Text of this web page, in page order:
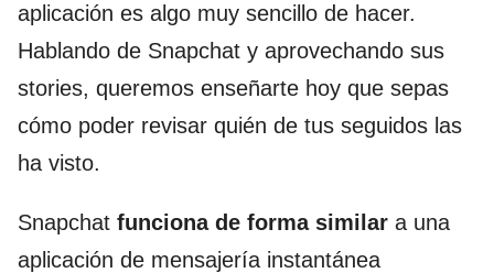
aplicación es algo muy sencillo de hacer.
Hablando de Snapchat y aprovechando sus
stories, queremos enseñarte hoy que sepas
cómo poder revisar quién de tus seguidos las
ha visto.
Snapchat funciona de forma similar a una
aplicación de mensajería instantánea